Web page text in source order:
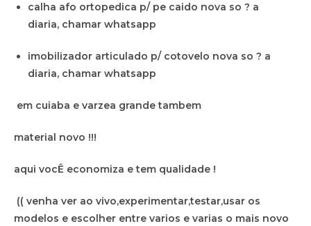
calha afo ortopedica p/ pe caido nova so ? a
diaria, chamar whatsapp
imobilizador articulado p/ cotovelo nova so ? a
diaria, chamar whatsapp
em cuiaba e varzea grande tambem
material novo !!!
aqui vocÊ economiza e tem qualidade !
(( venha ver ao vivo,experimentar,testar,usar os
modelos e escolher entre varios e varias o mais novo